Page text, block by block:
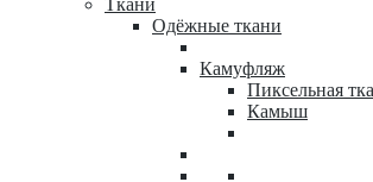
Ткани
Одёжные ткани
Камуфляж
Пиксельная
Камыш